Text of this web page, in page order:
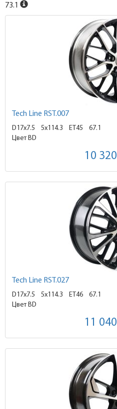
73.1
Tech Line RST.007
D17x7.5 5x114.3 ET45
67.1
Цвет BD
10 320
Tech Line RST.027
D17x7.5 5x114.3 ET46
67.1
Цвет BD
11 040